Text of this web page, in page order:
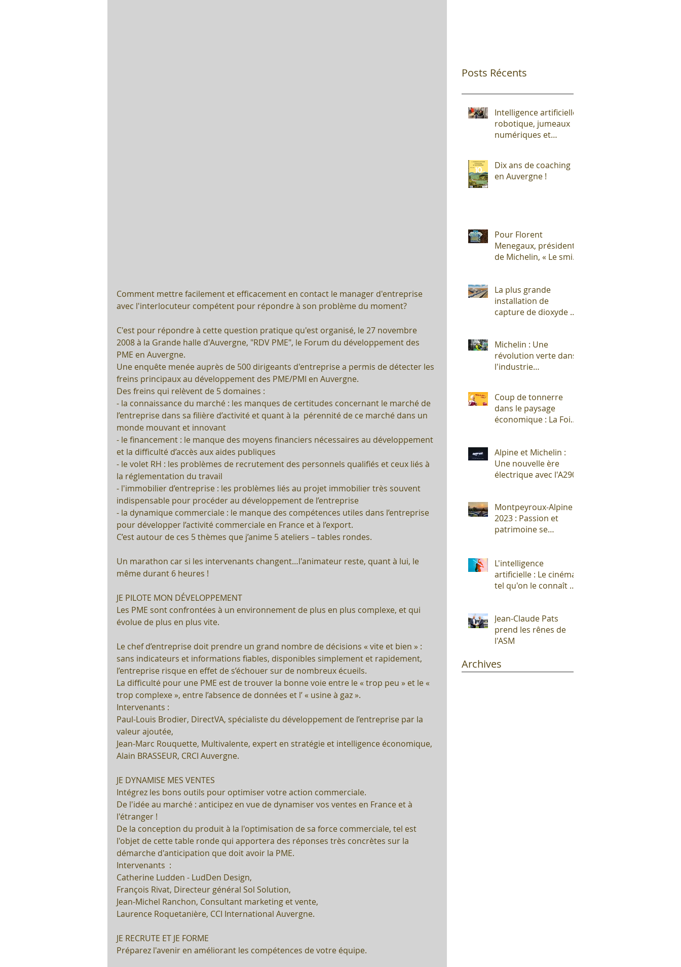
Comment mettre facilement et efficacement en contact le manager d'entreprise
avec l'interlocuteur compétent pour répondre à son problème du moment?
C'est pour répondre à cette question pratique qu'est organisé, le 27 novembre
2008 à la Grande halle d'Auvergne, "RDV PME", le Forum du développement des
PME en Auvergne.
Une enquête menée auprès de 500 dirigeants d'entreprise a permis de détecter les
freins principaux au développement des PME/PMI en Auvergne.
Des freins qui relèvent de 5 domaines :
- la connaissance du marché : les manques de certitudes concernant le marché de
l’entreprise dans sa filière d’activité et quant à la  pérennité de ce marché dans un
monde mouvant et innovant
- le financement : le manque des moyens financiers nécessaires au développement
et la difficulté d’accès aux aides publiques
- le volet RH : les problèmes de recrutement des personnels qualifiés et ceux liés à
la réglementation du travail
- l'immobilier d’entreprise : les problèmes liés au projet immobilier très souvent
indispensable pour procéder au développement de l’entreprise
- la dynamique commerciale : le manque des compétences utiles dans l’entreprise
pour développer l’activité commerciale en France et à l’export.
C’est autour de ces 5 thèmes que j’anime 5 ateliers – tables rondes.
Un marathon car si les intervenants changent…l'animateur reste, quant à lui, le
même durant 6 heures !
JE PILOTE MON DÉVELOPPEMENT
Les PME sont confrontées à un environnement de plus en plus complexe, et qui
évolue de plus en plus vite.
Le chef d’entreprise doit prendre un grand nombre de décisions « vite et bien » :
sans indicateurs et informations fiables, disponibles simplement et rapidement,
l’entreprise risque en effet de s’échouer sur de nombreux écueils.
La difficulté pour une PME est de trouver la bonne voie entre le « trop peu » et le «
trop complexe », entre l’absence de données et l’ « usine à gaz ».
Intervenants :
Paul-Louis Brodier, DirectVA, spécialiste du développement de l’entreprise par la
valeur ajoutée,
Jean-Marc Rouquette, Multivalente, expert en stratégie et intelligence économique,
Alain BRASSEUR, CRCI Auvergne.
JE DYNAMISE MES VENTES
Intégrez les bons outils pour optimiser votre action commerciale.
De l'idée au marché : anticipez en vue de dynamiser vos ventes en France et à
l'étranger !
De la conception du produit à la l'optimisation de sa force commerciale, tel est
l'objet de cette table ronde qui apportera des réponses très concrètes sur la
démarche d'anticipation que doit avoir la PME.
Intervenants  :
Catherine Ludden - LudDen Design,
François Rivat, Directeur général Sol Solution,
Jean-Michel Ranchon, Consultant marketing et vente,
Laurence Roquetanière, CCI International Auvergne.
JE RECRUTE ET JE FORME
Préparez l'avenir en améliorant les compétences de votre équipe.
Posts Récents
Intelligence artificielle,
robotique, jumeaux
numériques et
défis pour l'industrie !
Dix ans de coaching
en Auvergne !
Pour Florent
Menegaux, président
de Michelin, « Le smic
La plus grande
installation de
capture de dioxyde de
terre !
Michelin : Une
révolution verte dans
l'industrie
Coup de tonnerre
dans le paysage
économique : La Foire
c'est fini !
Alpine et Michelin :
Une nouvelle ère
électrique avec l'A290
Montpeyroux-Alpine
2023 : Passion et
patrimoine se
L'intelligence
artificielle : Le cinéma
tel qu'on le connaît vit
Jean-Claude Pats
prend les rênes de
l'ASM
Archives